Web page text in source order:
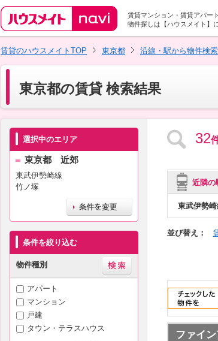
賃貸マンション・賃貸アパー
物件探しは【ハウスメイト】
賃貸のハウスメイトTOP
東京都 沿線・駅から物件検
東京都の賃貸 検索結果
選択中のエリア
東京都 近郊
東武伊勢崎線
竹ノ塚
条件を絞り込む
物件種別
アパート
マンション
戸建
タウン・テラスハウス
32
近隣の
東武伊勢崎
並び替え：
ファイ